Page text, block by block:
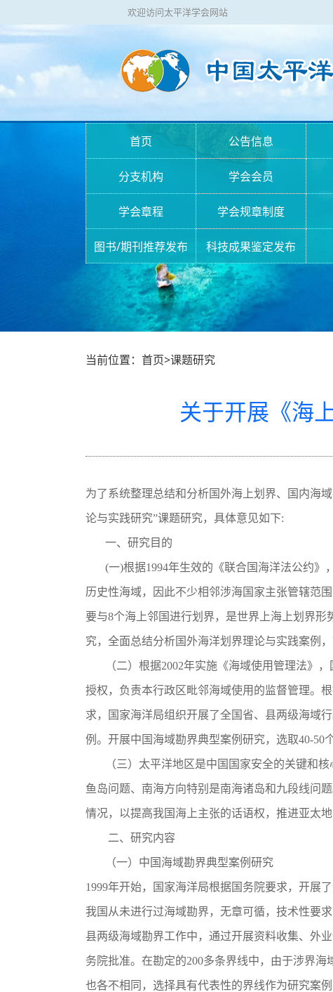
欢迎访问太平洋学会网站
首页 公告信息
分支机构 学会会员
学会章程 学会规章制度
图书/期刊推荐发布 科技成果鉴定发布
当前位置：首页>课题研究
关于开展《海
为了系统整理总结和分析国外海上划界、国内海
论与实践研究”课题研究，具体意见如下:
一、研究目的
(一)根据1994年生效的《联合国海洋法公约》
历史性海域，因此不少相邻涉海国家主张管辖范
要与8个海上邻国进行划界，是世界上海上划界
究，全面总结分析国外海洋划界理论与实践案例
（二）根据2002年实施《海域使用管理法》，
授权，负责本行政区毗邻海域使用的监督管理。
求，国家海洋局组织开展了全国省、县两级海域
例。开展中国海域勘界典型案例研究，选取40-50
（三）太平洋地区是中国国家安全的关键和核
鱼岛问题、南海方向特别是南海诸岛和九段线问
情况，以提高我国海上主张的话语权，推进亚太
二、研究内容
（一）中国海域勘界典型案例研究
1999年开始，国家海洋局根据国务院要求，开展
我国从未进行过海域勘界，无章可循，技术性要
县两级海域勘界工作中，通过开展资料收集、外
务院批准。在勘定的200多条界线中，由于涉界
也各不相同，选择具有代表性的界线作为研究案